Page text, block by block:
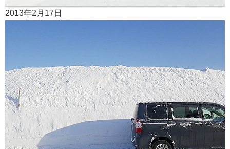
2013年2月17日